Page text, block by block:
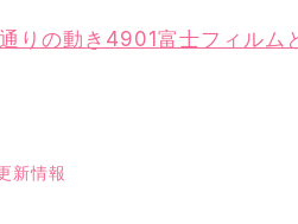
りの動き4901富士フィルム
新情報